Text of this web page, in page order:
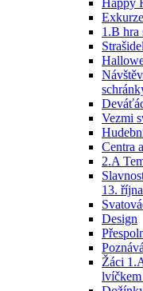
Happy
1.B hra
Vezmi
Centra
2.A
13.
Design
Žáci